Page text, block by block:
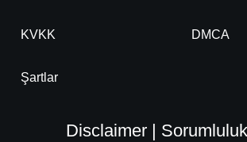
KVKK DMCA
Şartlar
Disclaimer |